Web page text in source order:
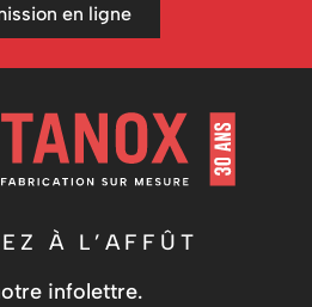
en ligne
À L’AFFÛT
infolettre.